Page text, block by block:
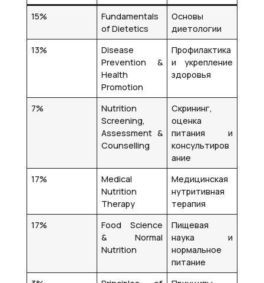
15%
Fundamentals
of Dietetics
Основы
диетологии
13%
Disease
Prevention &
Health
Promotion
Профилактика
и укрепление
здоровья
7%
Nutrition
Screening,
Assessment &
Counselling
Скрининг,
оценка
питания и
консультиров
ание
17%
Medical
Nutrition
Therapy
Медицинская
нутритивная
терапия
17%
Food Science
& Normal
Nutrition
Пищевая
наука и
нормальное
питание